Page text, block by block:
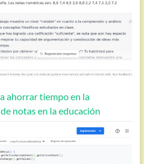
ahorrar tiempo en la
notas en la educación